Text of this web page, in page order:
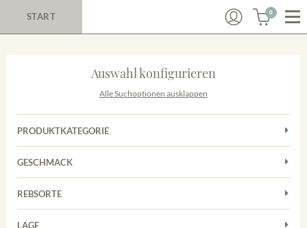
START 0
Auswahl konfigurieren
Alle Suchoptionen ausklappen
PRODUKTKATEGORIE
Cuvées
Rosé
GESCHMACK
Trocken
REBSORTE
Chardonnay
LAGE